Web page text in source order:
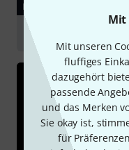
Mit
Mit unseren
fluffiges
dazugehört
passende
und das Merken
Sie okay ist,
für
RATGEBER
Bässe